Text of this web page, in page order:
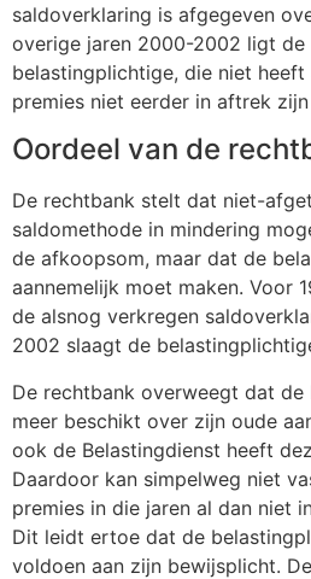
saldoverklaring is afgegeven
overige jaren 2000-2002 ligt
belastingplichtige, die niet
premies niet eerder in aftrek
Oordeel van de
De rechtbank stelt dat niet-
saldomethode in mindering
de afkoopsom, maar dat de
aannemelijk moet maken. Voor
de alsnog verkregen
2002 slaagt de
De rechtbank overweegt dat
meer beschikt over zijn oude
ook de Belastingdienst heeft
Daardoor kan simpelweg niet
premies in die jaren al dan niet
Dit leidt ertoe dat de
voldoen aan zijn bewijsplicht.